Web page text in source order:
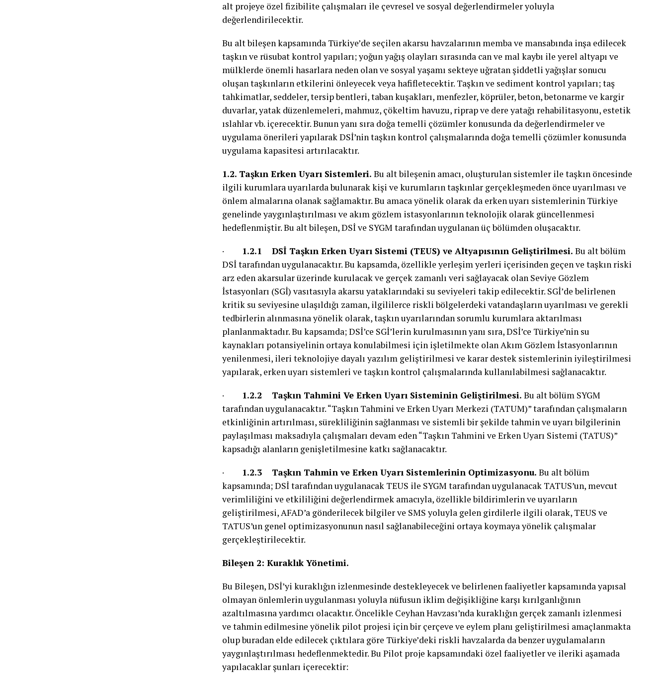
alt projeye özel fizibilite çalışmaları ile çevresel ve sosyal değerlendirmeler yoluyla
değerlendirilecektir.
Bu alt bileşen kapsamında Türkiye’de seçilen akarsu havzalarının memba ve mansabında inşa edilecek
taşkın ve rüsubat kontrol yapıları; yoğun yağış olayları sırasında can ve mal kaybı ile yerel altyapı ve
mülklerde önemli hasarlara neden olan ve sosyal yaşamı sekteye uğratan şiddetli yağışlar sonucu
oluşan taşkınların etkilerini önleyecek veya hafifletecektir. Taşkın ve sediment kontrol yapıları; taş
tahkimatlar, seddeler, tersip bentleri, taban kuşakları, menfezler, köprüler, beton, betonarme ve kargir
duvarlar, yatak düzenlemeleri, mahmuz, çökeltim havuzu, riprap ve dere yatağı rehabilitasyonu, estetik
ıslahlar vb. içerecektir. Bunun yanı sıra doğa temelli çözümler konusunda da değerlendirmeler ve
uygulama önerileri yapılarak DSİ’nin taşkın kontrol çalışmalarında doğa temelli çözümler konusunda
uygulama kapasitesi artırılacaktır.
1.2. Taşkın Erken Uyarı Sistemleri. Bu alt bileşenin amacı, oluşturulan sistemler ile taşkın öncesinde
ilgili kurumlara uyarılarda bulunarak kişi ve kurumların taşkınlar gerçekleşmeden önce uyarılması ve
önlem almalarına olanak sağlamaktır. Bu amaca yönelik olarak da erken uyarı sistemlerinin Türkiye
genelinde yaygınlaştırılması ve akım gözlem istasyonlarının teknolojik olarak güncellenmesi
hedeflenmiştir. Bu alt bileşen, DSİ ve SYGM tarafından uygulanan üç bölümden oluşacaktır.
· 1.2.1 DSİ Taşkın Erken Uyarı Sistemi (TEUS) ve Altyapısının Geliştirilmesi. Bu alt bölüm
DSİ tarafından uygulanacaktır. Bu kapsamda, özellikle yerleşim yerleri içerisinden geçen ve taşkın riski
arz eden akarsular üzerinde kurulacak ve gerçek zamanlı veri sağlayacak olan Seviye Gözlem
İstasyonları (SGİ) vasıtasıyla akarsu yataklarındaki su seviyeleri takip edilecektir. SGİ’de belirlenen
kritik su seviyesine ulaşıldığı zaman, ilgililerce riskli bölgelerdeki vatandaşların uyarılması ve gerekli
tedbirlerin alınmasına yönelik olarak, taşkın uyarılarından sorumlu kurumlara aktarılması
planlanmaktadır. Bu kapsamda; DSİ’ce SGİ’lerin kurulmasının yanı sıra, DSİ’ce Türkiye’nin su
kaynakları potansiyelinin ortaya konulabilmesi için işletilmekte olan Akım Gözlem İstasyonlarının
yenilenmesi, ileri teknolojiye dayalı yazılım geliştirilmesi ve karar destek sistemlerinin iyileştirilmesi
yapılarak, erken uyarı sistemleri ve taşkın kontrol çalışmalarında kullanılabilmesi sağlanacaktır.
· 1.2.2 Taşkın Tahmini Ve Erken Uyarı Sisteminin Geliştirilmesi. Bu alt bölüm SYGM
tarafından uygulanacaktır. “Taşkın Tahmini ve Erken Uyarı Merkezi (TATUM)” tarafından çalışmaların
etkinliğinin artırılması, sürekliliğinin sağlanması ve sistemli bir şekilde tahmin ve uyarı bilgilerinin
paylaşılması maksadıyla çalışmaları devam eden “Taşkın Tahmini ve Erken Uyarı Sistemi (TATUS)”
kapsadığı alanların genişletilmesine katkı sağlanacaktır.
· 1.2.3 Taşkın Tahmin ve Erken Uyarı Sistemlerinin Optimizasyonu. Bu alt bölüm
kapsamında; DSİ tarafından uygulanacak TEUS ile SYGM tarafından uygulanacak TATUS’un, mevcut
verimliliğini ve etkililiğini değerlendirmek amacıyla, özellikle bildirimlerin ve uyarıların
geliştirilmesi, AFAD’a gönderilecek bilgiler ve SMS yoluyla gelen girdilerle ilgili olarak, TEUS ve
TATUS’un genel optimizasyonunun nasıl sağlanabileceğini ortaya koymaya yönelik çalışmalar
gerçekleştirilecektir.
Bileşen 2: Kuraklık Yönetimi.
Bu Bileşen, DSİ’yi kuraklığın izlenmesinde destekleyecek ve belirlenen faaliyetler kapsamında yapısal
olmayan önlemlerin uygulanması yoluyla nüfusun iklim değişikliğine karşı kırılganlığının
azaltılmasına yardımcı olacaktır. Öncelikle Ceyhan Havzası’nda kuraklığın gerçek zamanlı izlenmesi
ve tahmin edilmesine yönelik pilot projesi için bir çerçeve ve eylem planı geliştirilmesi amaçlanmakta
olup buradan elde edilecek çıktılara göre Türkiye’deki riskli havzalarda da benzer uygulamaların
yaygınlaştırılması hedeflenmektedir. Bu Pilot proje kapsamındaki özel faaliyetler ve ileriki aşamada
yapılacaklar şunları içerecektir: